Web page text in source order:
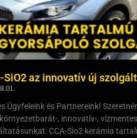
SiO2 az innovatív új
Ügyfeleink és Partnereink!
, innovatív-,
CCA-Sio2 kerámia